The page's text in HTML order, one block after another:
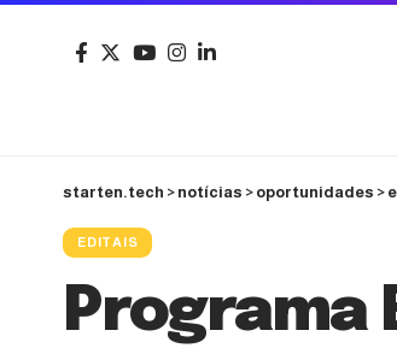
starten.tech > notícias > oportunidades >
EDITAIS
Programa